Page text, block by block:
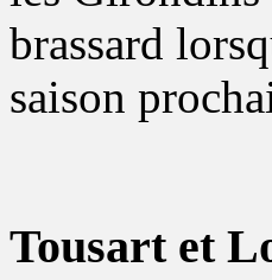
brassard
saison
Tousart et